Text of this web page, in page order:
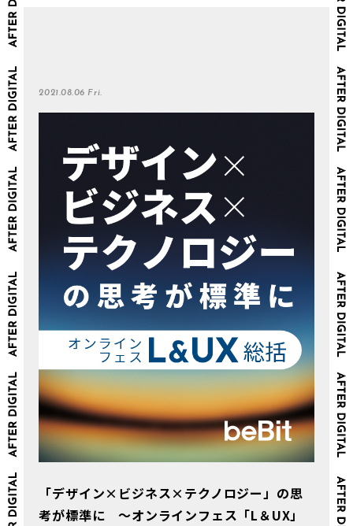
2021.08.06 Fri.
「デザイン×ビジネス×テクノロジー」の思
考が標準に ～オンラインフェス「L＆UX」